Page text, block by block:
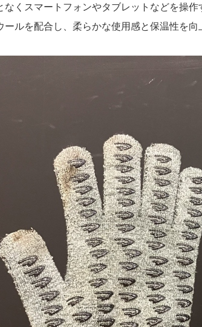
なくスマートフォンやタブレットなどを操作
ールを配合し、柔らかな使用感と保温性を